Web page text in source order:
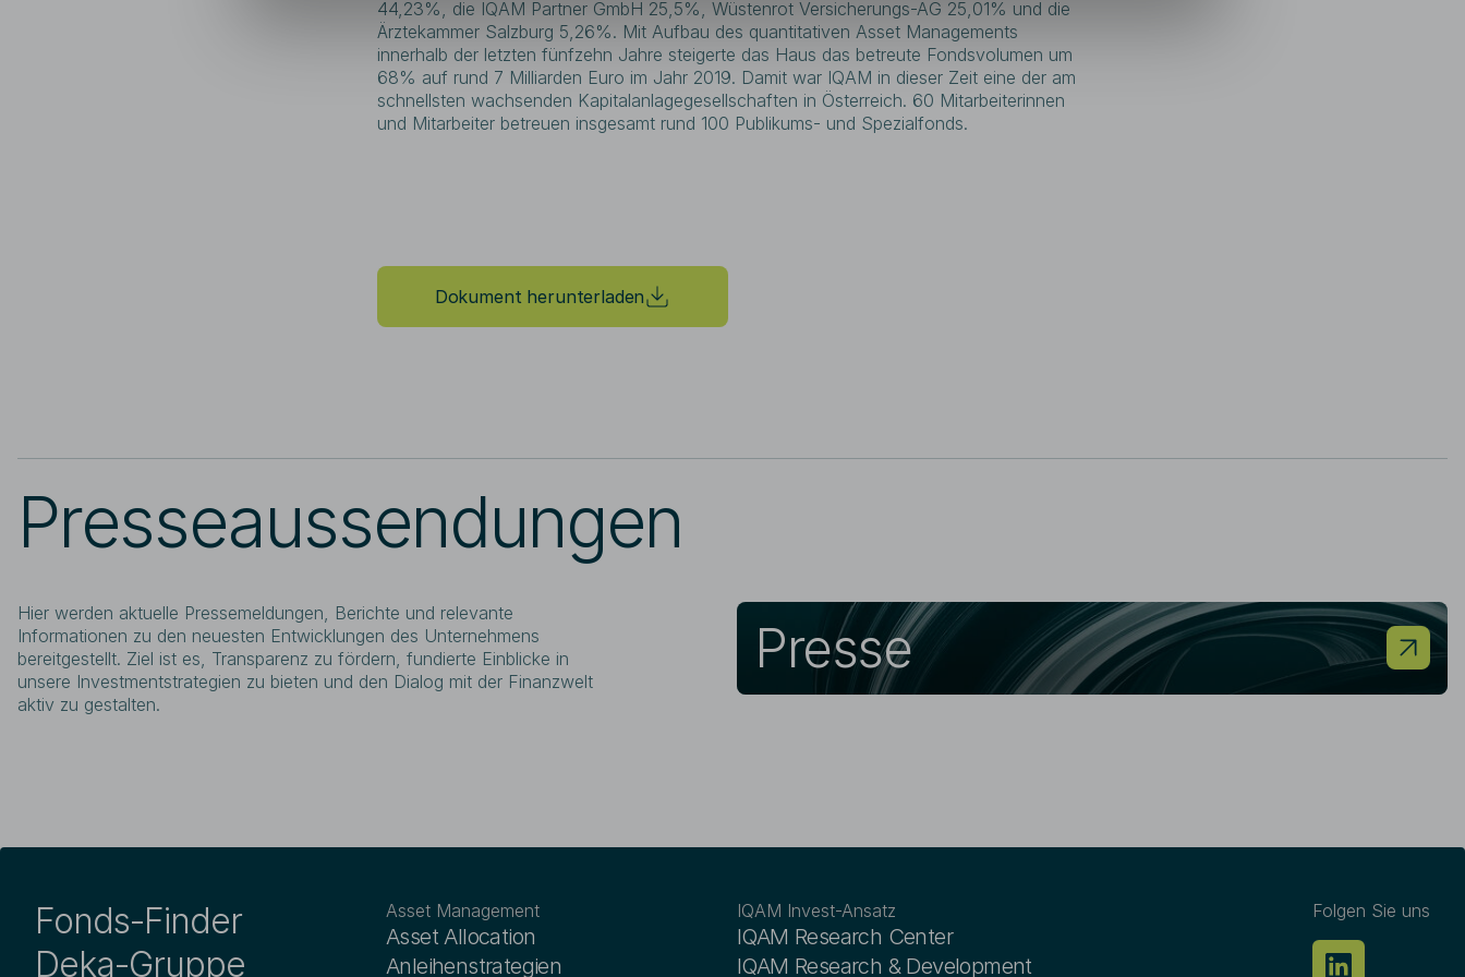
44,23%, die IQAM Partner GmbH 25,5%, Wüstenrot Versicherungs-AG 25,01% und die
Ärztekammer Salzburg 5,26%. Mit Aufbau des quantitativen Asset Managements
innerhalb der letzten fünfzehn Jahre steigerte das Haus das betreute Fondsvolumen um
68% auf rund 7 Milliarden Euro im Jahr 2019. Damit war IQAM in dieser Zeit eine der am
schnellsten wachsenden Kapitalanlagegesellschaften in Österreich. 60 Mitarbeiterinnen
und Mitarbeiter betreuen insgesamt rund 100 Publikums- und Spezialfonds.
Dokument herunterladen
Presseaussendungen
Hier werden aktuelle Pressemeldungen, Berichte und relevante
Informationen zu den neuesten Entwicklungen des Unternehmens
bereitgestellt. Ziel ist es, Transparenz zu fördern, fundierte Einblicke in
unsere Investmentstrategien zu bieten und den Dialog mit der Finanzwelt
aktiv zu gestalten.
Presse
Fonds-Finder
Deka-Gruppe
Asset Management
Asset Allocation
Anleihenstrategien
IQAM Invest-Ansatz
IQAM Research Center
IQAM Research & Development
Folgen Sie uns
Act 1933). Die auf dieser Website genannten Finanzinstrumente
dürfen in den USA nicht angeboten werden und Staatsbürgern der
USA bzw. in den USA ansässigen Personen nicht vermittelt werden.
Soweit auf dieser Website auf die vorangegangene
Wertentwicklung von Fonds oder anderen Finanzinstrumenten
Bezug genommen wird, weisen wir darauf hin, dass die
Die IQAM Invest GmbH mit Firmensitz in Salzburg verfügt über eine
Investmentfondsgesetz und dem Alternative Investmentfonds
Investitionsentscheidungen herangezogen werden. Im Hinblick auf
die dargelegten Umstände ist eine Haftung der IQAM Invest GmbH
für die Vollständigkeit, Richtigkeit und Aktualität, soweit gesetzlich
zulässig, ausgeschlossen. Zugang und Benutzung unserer Website
sowie die rechtlichen Hinweise unterliegen österreichischem Recht.